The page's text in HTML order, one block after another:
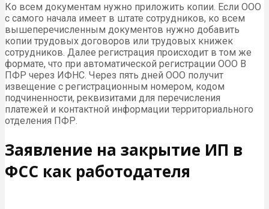
Ко всем документам нужно приложить копии. Если ООО
с самого начала имеет в штате сотрудников, ко всем
вышеперечисленным документов нужно добавить
копии трудовых договоров или трудовых книжек
сотрудников. Далее регистрация происходит в том же
формате, что при автоматической регистрации ООО В
ПФР через ИФНС. Через пять дней ООО получит
извещение с регистрационным номером, кодом
подчиненности, реквизитами для перечисления
платежей и контактной информации территориального
отделения ПФР.
Заявление на закрытие ИП в
ФСС как работодателя